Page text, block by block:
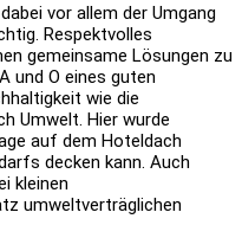
vor allem der Umgang
Respektvolles
gemeinsame Lösungen zu
und O eines guten
wie die
Umwelt. Hier wurde
auf dem Hoteldach
decken kann. Auch
kleinen
umweltverträglichen